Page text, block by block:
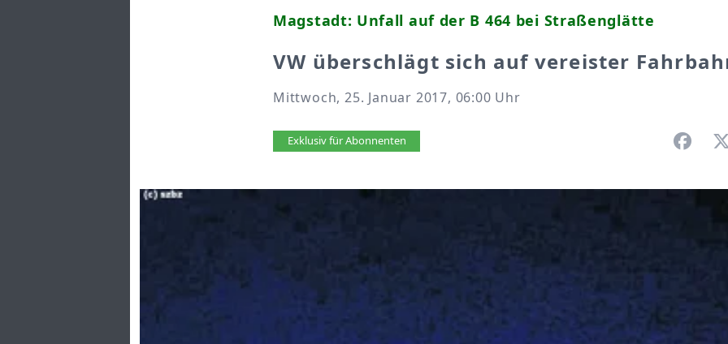
Magstadt: Unfall auf der B 464 bei Straßenglätte
VW überschlägt sich auf vereister
Mittwoch, 25. Januar 2017, 06:00 Uhr
Artikel vorlesen
Exklusiv für Abonnenten